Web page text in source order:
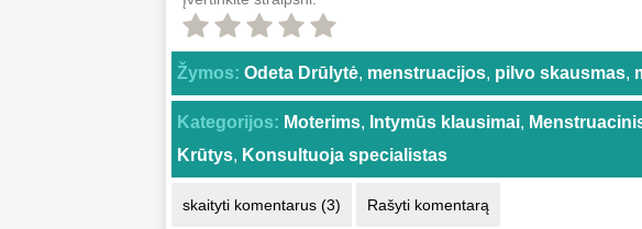
Žymos: Odeta Drūlytė, menstruacijos, pilvo skausmas,
Kategorijos: Moterims, Intymūs klausimai,
Krūtys, Konsultuoja specialistas
skaityti komentarus (3) Rašyti komentarą